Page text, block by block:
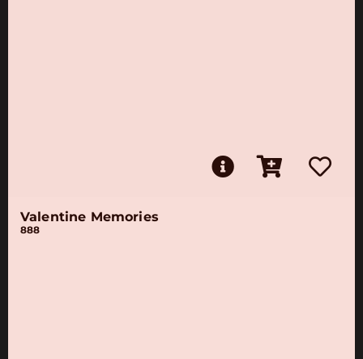
Valentine Memories
888